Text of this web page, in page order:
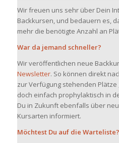
Wir freuen uns sehr über Dein
Backkursen, und bedauern es,
mehr die benötigte Anzahl an
War da jemand schneller?
Wir veröffentlichen neue
Newsletter. So können direkt
zur Verfügung stehenden Plätze
doch einfach prophylaktisch in
Du in Zukunft ebenfalls über
Kursarten informiert.
Möchtest Du auf die Warteliste?